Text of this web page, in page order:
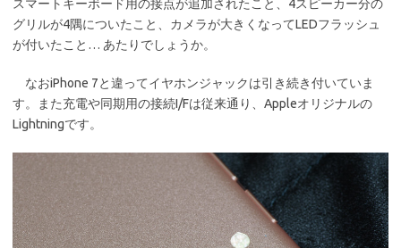
スマートキーボード用の接点が追加されたこと、4スピーカー分の
グリルが4隅についたこと、カメラが大きくなってLEDフラッシュ
が付いたこと… あたりでしょうか。
なおiPhone 7と違ってイヤホンジャックは引き続き付いていま
す。また充電や同期用の接続I/Fは従来通り、Appleオリジナルの
Lightningです。